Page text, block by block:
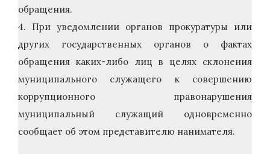
обращения.
4. При уведомлении органов прокуратуры или
других государственных органов о фактах
обращения каких-либо лиц в целях склонения
муниципального служащего к совершению
коррупционного правонарушения
муниципальный служащий одновременно
сообщает об этом представителю нанимателя.